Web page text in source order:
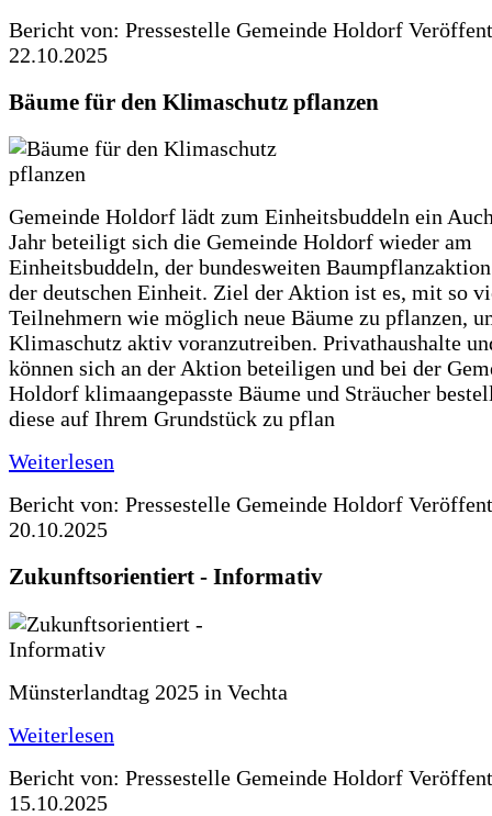
Bericht von: Pressestelle Gemeinde Holdorf
22.10.2025
Bäume für den Klimaschutz pflanzen
Gemeinde Holdorf lädt zum Einheitsbuddeln ein
Jahr beteiligt sich die Gemeinde Holdorf wieder am
Einheitsbuddeln, der bundesweiten
der deutschen Einheit. Ziel der Aktion ist es, mit so
Teilnehmern wie möglich neue Bäume zu pflanzen,
Klimaschutz aktiv voranzutreiben. Privathaushalte
können sich an der Aktion beteiligen und bei der
Holdorf klimaangepasste Bäume und Sträucher
diese auf Ihrem Grundstück zu pflan
Weiterlesen
Bericht von: Pressestelle Gemeinde Holdorf
20.10.2025
Zukunftsorientiert - Informativ
Münsterlandtag 2025 in Vechta
Weiterlesen
Bericht von: Pressestelle Gemeinde Holdorf
15.10.2025